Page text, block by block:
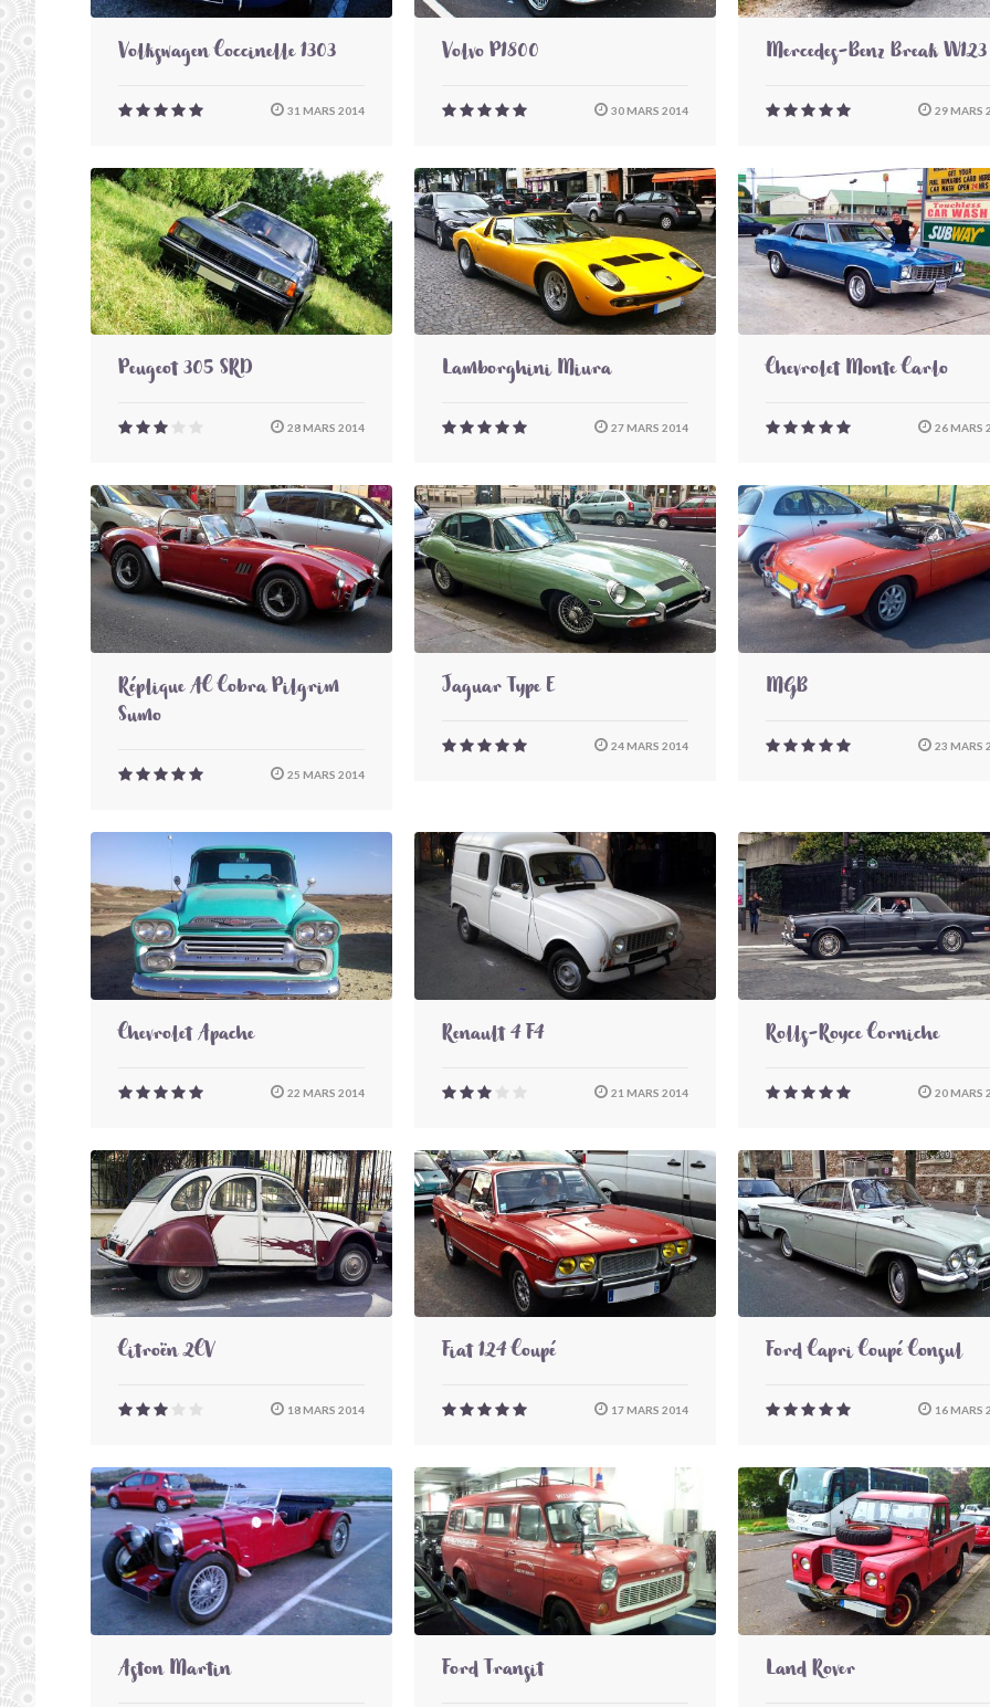
Volkswagen Coccinelle 1303
31 MARS 2014
Volvo P1800
30 MARS 2014
Mercedes-Benz Break W123
29 MARS
Peugeot 305 SRD
28 MARS 2014
Lamborghini Miura
27 MARS 2014
Chevrolet Monte Carlo
26 MARS
Réplique AC Cobra Pilgrim
Sumo
25 MARS 2014
Jaguar Type E
24 MARS 2014
MGB
23 MARS
Chevrolet Apache
22 MARS 2014
Renault 4 F4
21 MARS 2014
Rolls-Royce Corniche
20 MARS
Citroën 2CV
18 MARS 2014
Fiat 124 Coupé
17 MARS 2014
Ford Capri Coupé Consul
16 MARS
Aston Martin Ford Transit Land Rover